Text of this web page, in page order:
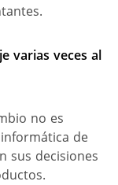
varias veces al
no es
de
sus decisiones